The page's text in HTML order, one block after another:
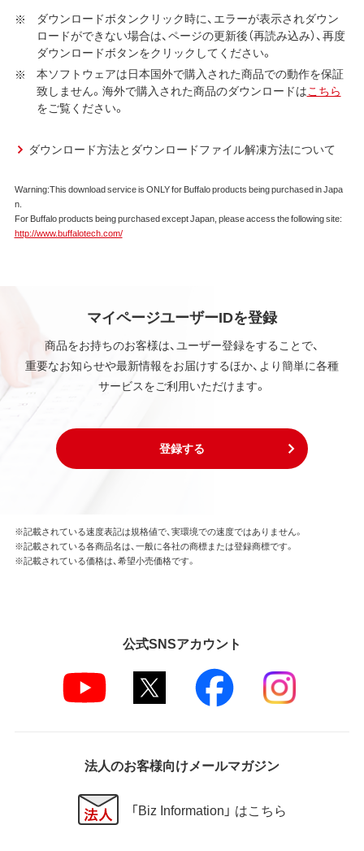
社ダウンロードサービスに提供される、全てのソフトウェ
ア（ユーティリティ・ファームウェア・ドライバなど）を含み
以下、本ソフトウェアといいます）の使用を許諾いたしま
す。
第1条 使用許諾
使用をお客様に非専属的に許諾します。
第2条 知的所有権
する法律ならびに条約によって保護されています。
本ソフトウェアは、本契約に規定される条件のもとで
本ソフトウェアに対する知的所有権に関する表示を
削除してはならないものとします。
第3条 使用制限
本ソフトウェアの用途は、購入商品またはその添付ソ
り、逆アセンブル、逆コンパイル、リバースエンジニア
リング、その他の修正を本ソフトウェアに加えること
はできません。
す。
第4条 保証
弊社は、データの消失、業務の中断、逸失利益、精神的
損害等を含め、本ソフトウェアの使用または使用不能
に起因する直接的、間接的、特別、偶発的、結果的、そ
第6条 輸出規制
本契約の締結により、お客様は下記事項に同意するも
ダウンロードボタンクリック時に、エラーが表示されダウン
ロードができない場合は、ページの更新後（再読み込み）、再度
ダウンロードボタンをクリックしてください。
本ソフトウェアは日本国外で購入された商品での動作を保証
致しません。海外で購入された商品のダウンロードはこちら
をご覧ください。
ダウンロード方法とダウンロードファイル解凍方法について
Warning:This download service is ONLY for Buffalo products being purchased in Japa
n.
For Buffalo products being purchased except Japan, please access the following site:
http://www.buffalotech.com/
マイページユーザーIDを登録
商品をお持ちのお客様は、ユーザー登録をすることで、
重要なお知らせや最新情報をお届けするほか、より簡単に各種
サービスをご利用いただけます。
登録する
※記載されている速度表記は規格値で、実環境での速度ではありません。
※記載されている各商品名は、一般に各社の商標または登録商標です。
※記載されている価格は、希望小売価格です。
公式SNSアカウント
法人のお客様向けメールマガジン
「Biz Information」 はこちら